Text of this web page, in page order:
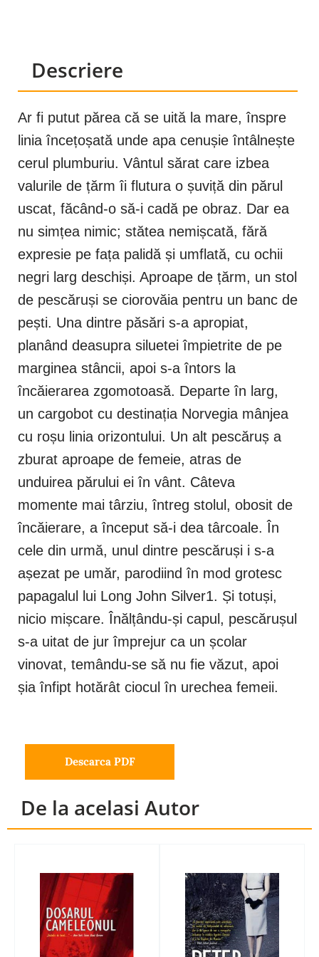
Descriere
Ar fi putut părea că se uită la mare, înspre
linia încețoșată unde apa cenușie întâlnește
cerul plumburiu. Vântul sărat care izbea
valurile de țărm îi flutura o șuviță din părul
uscat, făcând-o să-i cadă pe obraz. Dar ea
nu simțea nimic; stătea nemișcată, fără
expresie pe fața palidă și umflată, cu ochii
negri larg deschiși. Aproape de țărm, un stol
de pescăruși se ciorovăia pentru un banc de
pești. Una dintre păsări s-a apropiat,
planând deasupra siluetei împietrite de pe
marginea stâncii, apoi s-a întors la
încăierarea zgomotoasă. Departe în larg,
un cargobot cu destinația Norvegia mânjea
cu roșu linia orizontului. Un alt pescăruș a
zburat aproape de femeie, atras de
unduirea părului ei în vânt. Câteva
momente mai târziu, întreg stolul, obosit de
încăierare, a început să-i dea târcoale. În
cele din urmă, unul dintre pescăruși i s-a
așezat pe umăr, parodiind în mod grotesc
papagalul lui Long John Silver1. Și totuși,
nicio mișcare. Înălțându-și capul, pescărușul
s-a uitat de jur împrejur ca un școlar
vinovat, temându-se să nu fie văzut, apoi
șia înfipt hotărât ciocul în urechea femeii.
Descarca PDF
De la acelasi Autor